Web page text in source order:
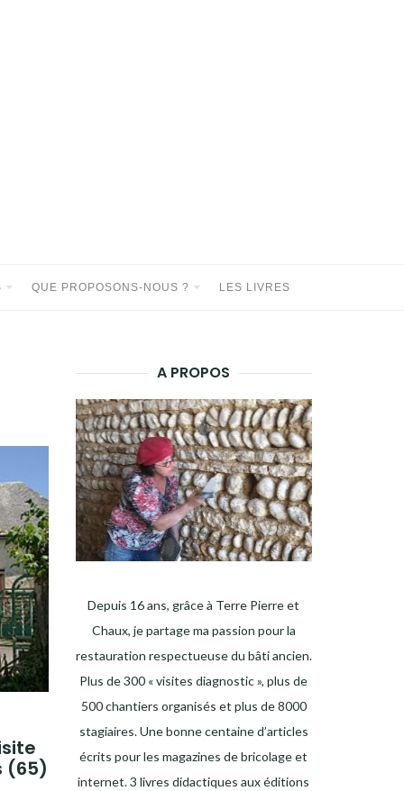
QUE PROPOSONS-NOUS ? LES LIVRES
(65)
A PROPOS
Depuis 16 ans, grâce à Terre Pierre et
Chaux, je partage ma passion pour la
restauration respectueuse du bâti ancien.
Plus de 300 « visites diagnostic », plus de
500 chantiers organisés et plus de 8000
stagiaires. Une bonne centaine d’articles
écrits pour les magazines de bricolage et
internet. 3 livres didactiques aux éditions